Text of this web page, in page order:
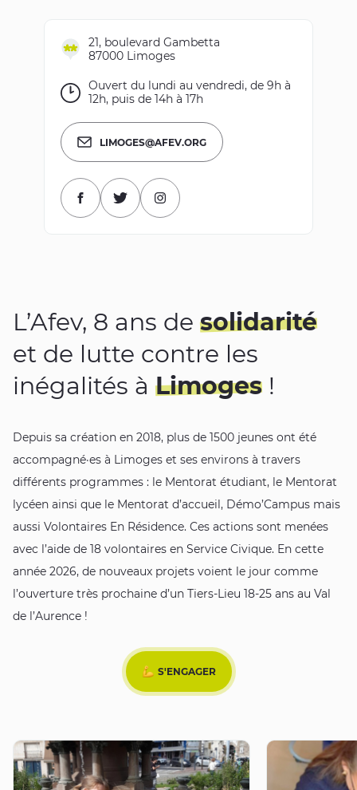
21, boulevard Gambetta
87000 Limoges
Ouvert du lundi au vendredi, de 9h à
12h, puis de 14h à 17h
LIMOGES@AFEV.ORG
Visitez la page Facebook
Visitez le compte Twitter
Visitez la page Instagram
L’Afev, 8 ans de solidarité
et de lutte contre les
inégalités à Limoges !
Depuis sa création en 2018, plus de 1500 jeunes ont été
accompagné·es à Limoges et ses environs à travers
différents programmes : le Mentorat étudiant, le Mentorat
lycéen ainsi que le Mentorat d’accueil, Démo’Campus mais
aussi Volontaires En Résidence. Ces actions sont menées
avec l’aide de 18 volontaires en Service Civique. En cette
année 2026, de nouveaux projets voient le jour comme
l’ouverture très prochaine d’un Tiers-Lieu 18-25 ans au Val
de l’Aurence !
S'ENGAGER